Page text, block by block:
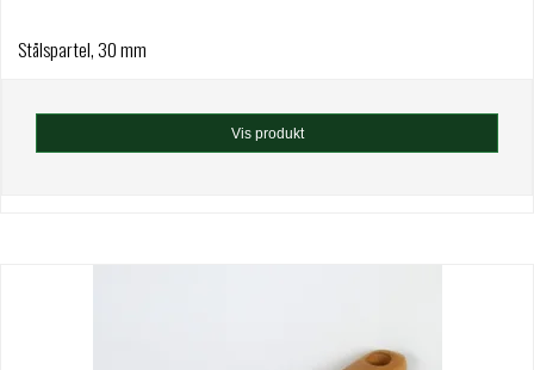
Stålspartel, 30 mm
Vis produkt